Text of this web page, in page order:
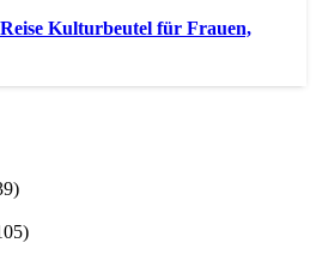
Kulturbeutel für Frauen,